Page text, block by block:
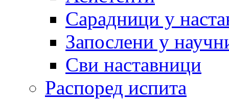
Сарадници у
Запослени у
Сви наставници
Распоред испита